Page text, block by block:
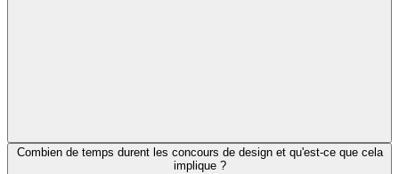
Combien de temps durent les concours de design et qu'est-ce que cela
implique ?